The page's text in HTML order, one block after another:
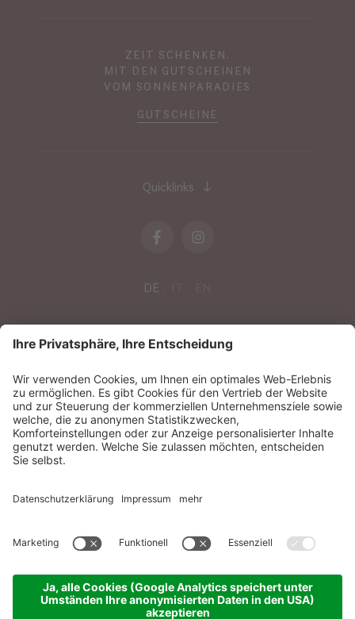
ZEIT SCHENKEN.
MIT DEN GUTSCHEINEN
VOM SONNENPARADIES
GUTSCHEINE
Quicklinks
DE
Sonnenparadies GmbH
IT021087A17N8GM3N7
Impressum
Sitemap
Datenschutzerklärung
Barrierefreiheitserklärung
Cookie-Einstellungen
produced by